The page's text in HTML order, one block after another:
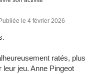
le 4 février 2026
ratés, plus
jeu. Anne Pingeot